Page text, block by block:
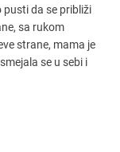
pusti da se približi
sa rukom
strane, mama je
se u sebi i